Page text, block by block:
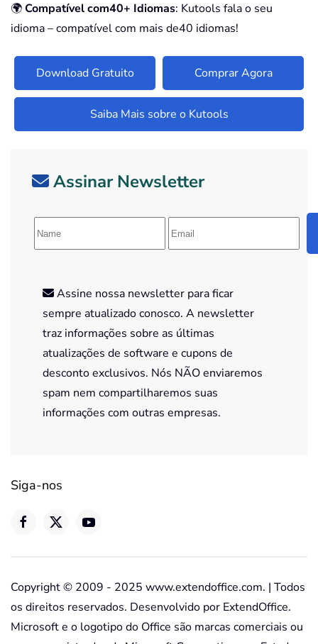
🌍Compatível com40+ Idiomas: Kutools fala o seu
idioma – compatível com mais de40 idiomas!
Download Gratuito Comprar Agora
Saiba Mais sobre o Kutools
Assinar Newsletter
Assine nossa newsletter para ficar
sempre atualizado conosco. A newsletter
traz informações sobre as últimas
atualizações de software e cupons de
desconto exclusivos. Nós NÃO enviaremos
spam nem compartilharemos suas
informações com outras empresas.
Siga-nos
Copyright © 2009 - 2025 www.extendoffice.com. | Todos
os direitos reservados. Desenvolvido por ExtendOffice.
Microsoft e o logotipo do Office são marcas comerciais ou